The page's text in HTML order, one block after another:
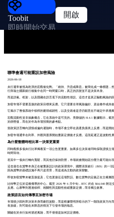
Toobit
即時開始交易
開啟
聯準會週可能重設加密風險
2026-06-18
央行週常被視為乾淨的宏觀催化劑。「維持、升息或降息」被簡化成一條標題
行與瑞士國家銀行都集中在同一時間窗口時，真正的訊號並不是決策本身。
而是語氣、框架，以及隱藏在語言底下的流動性假設。這些才是真正驅動風險的因
加密市場不需要直接的政策目標來反應。它只需要全球風險偏好、資金條件或持
它揭示了整個系統中槓桿的脆弱或韌性，以及交易者是否仍願意在不確定中承擔
宏觀流動性並非抽象概念，它在系統中是可見的。美聯儲的 H.4.1 數據顯示，
於靜態值，而在於作為市場預期的參考點。
當政策語言轉向謹慎或偏向避險時，市場不會立即在資產負債表上反應，而是開
加密市場通常在利率、外匯與股票開始重新定價後才反應。這段延遲正是波動性
為什麼整體時程比單一決策更重要
同時觀察多個央行比單獨看某一項公告更重要。如果多位決策者同時採取謹慎
時間等待。
若其中一個央行轉向寬鬆，而其他仍保持防禦，市場就會開始區分壓力最可能出
這也發生在貨幣本身正在被重新設計的政策環境中。國際清算銀行（BIS）的一
因為貨幣的基礎設施不再只是背景，而是成為主動的政策變數。
即使加密貨幣未被直接提及，它也更接近這場對話。數位貨幣的定義正在主權層
比特幣正位於這種傳導的中心。截至 2026 年 6 月中旬，BTC 約在 $64,040 附
反應。山寨幣則透過槓桿、相關性與流動性收縮重新定價，而非獨立敘事。
政策語言如何傳導至加密市場
市場很少因利率決策本身而劇烈波動，而是根據聲明所暗示的下一階段政策方
長放緩」則可能在未降息的情況下引發市場的喘息。
關鍵在於央行如何描述風險，而不僅僅是如何設定價格。